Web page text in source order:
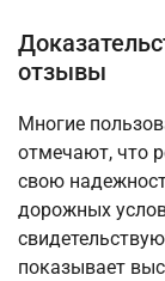
отзывы
Многие
отмечают, что
свою
дорожных
показывает